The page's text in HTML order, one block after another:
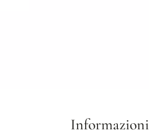
Informazioni